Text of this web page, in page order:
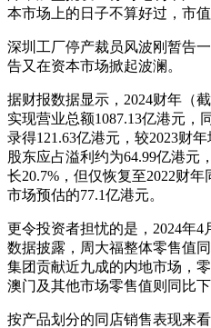
本市场上的日子不算好过，市值
深圳工厂停产裁员风波刚暂告一
告又在资本市场掀起波澜。
据财报数据显示，2024财年（
实现营业总额1087.13亿港元，
录得121.63亿港元，较2023财
股东应占溢利约为64.99亿港元
长20.7%，但仅恢复至2022财
市场预估的77.1亿港元。
更令投资者担忧的是，2024年4
数据披露，周大福整体零售值
集团贡献近九成的内地市场，
澳门及其他市场零售值则同比下
按产品划分的同店销售表现来